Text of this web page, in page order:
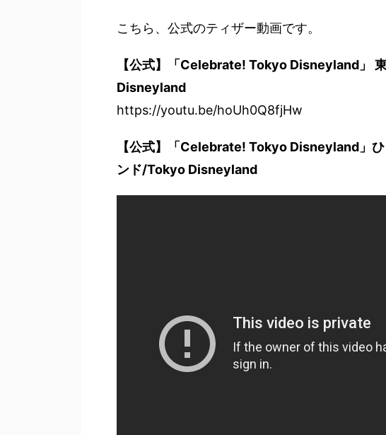
こちら、公式のティザー動画です。
【公式】「Celebrate! Tokyo Disneyland」
Disneyland
https://youtu.be/hoUh0Q8fjHw
【公式】「Celebrate! Tokyo Disneyland」
ンド/Tokyo Disneyland